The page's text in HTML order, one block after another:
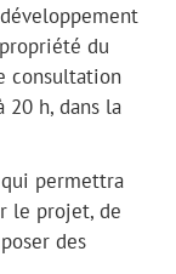
du
consultation
h, dans la
qui permettra
le projet, de
des